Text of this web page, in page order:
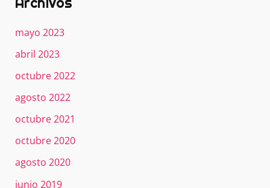
mayo 2023
abril 2023
octubre 2022
agosto 2022
octubre 2021
octubre 2020
agosto 2020
junio 2019